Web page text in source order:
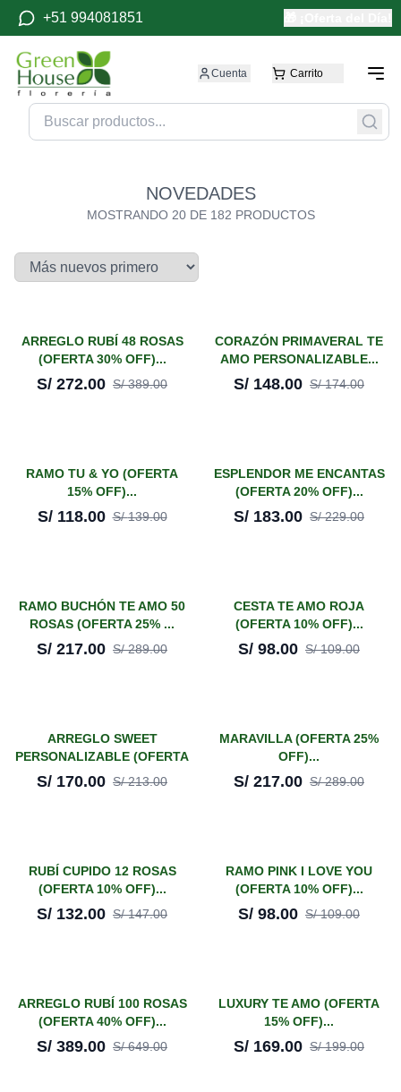
+51 994081851
Cuenta Carrito
NOVEDADES
MOSTRANDO 20DE 182 PRODUCTOS
¡En oferta!
30%
ARREGLO RUBÍ 48 ROSAS
(OFERTA 30% OFF)...
S/ 272.00 S/389.00
¡En oferta!
-15%
CORAZÓN PRIMAVERAL TE
AMO PERSONALIZABLE...
S/ 148.00 S/174.00
¡En oferta!
RAMO TU & YO (OFERTA
15% OFF)...
S/ 118.00 S/139.00
¡En oferta!
20%
ESPLENDOR ME ENCANTAS
(OFERTA 20% OFF)...
S/ 183.00 S/229.00
¡En oferta!
-25%
RAMO BUCHÓN TE AMO 50
ROSAS (OFERTA 25% ...
S/ 217.00 S/289.00
¡En oferta!
10%
CESTA TE AMO ROJA
(OFERTA 10% OFF)...
S/ 98.00 S/109.00
¡En oferta!
-20%
ARREGLO SWEET
PERSONALIZABLE (OFERTA
20%...
S/ 170.00 S/213.00
¡En oferta!
MARAVILLA (OFERTA 25%
OFF)...
S/ 217.00 S/289.00
¡En oferta!
10%
RUBÍ CUPIDO 12 ROSAS
(OFERTA 10% OFF)...
S/ 132.00 S/147.00
¡En oferta!
10%
RAMO PINK I LOVE YOU
(OFERTA 10% OFF)...
S/ 98.00 S/109.00
¡En oferta!
40%
ARREGLO RUBÍ 100 ROSAS
(OFERTA 40% OFF)...
S/ 389.00 S/649.00
¡En oferta!
LUXURY TE AMO (OFERTA
15% OFF)...
S/ 169.00 S/199.00